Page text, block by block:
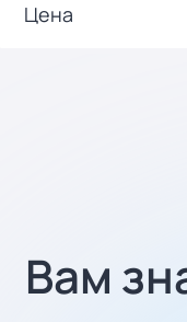
Цена
Вам